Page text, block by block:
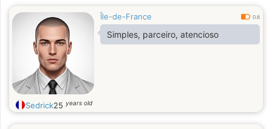
Île-de-France 0.6
Simples, parceiro, atencioso
Sedrick25 years old